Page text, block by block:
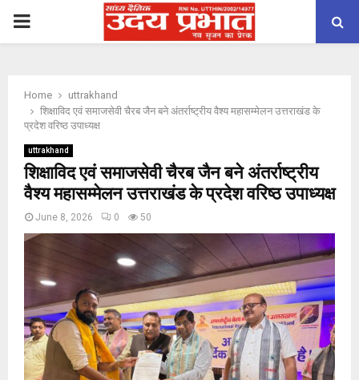
PRIMARY
Home
uttrakhand
शिक्षाविद एवं समाजसेवी चैरब जैन बने अंतर्राष्ट्रीय वैश्य महासम्मेलन उत्तराखंड के
प्रदेश वरिष्ठ उपाध्यक्ष
uttrakhand
शिक्षाविद एवं समाजसेवी चैरब जैन बने अंतर्राष्ट्रीय
वैश्य महासम्मेलन उत्तराखंड के प्रदेश वरिष्ठ उपाध्यक्ष
June 8, 2026 0 50